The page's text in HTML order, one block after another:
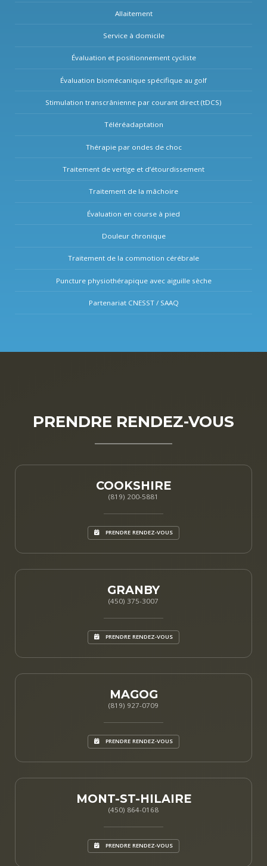
Allaitement
Service à domicile
Évaluation et positionnement cycliste
Évaluation biomécanique spécifique au golf
Stimulation transcrânienne par courant direct (tDCS)
Téléréadaptation
Thérapie par ondes de choc
Traitement de vertige et d’étourdissement
Traitement de la mâchoire
Évaluation en course à pied
Douleur chronique
Traitement de la commotion cérébrale
Puncture physiothérapique avec aiguille sèche
Partenariat CNESST / SAAQ
PRENDRE RENDEZ-VOUS
COOKSHIRE
(819) 200-5881
PRENDRE RENDEZ-VOUS
GRANBY
(450) 375-3007
PRENDRE RENDEZ-VOUS
MAGOG
(819) 927-0709
PRENDRE RENDEZ-VOUS
MONT-ST-HILAIRE
(450) 864-0168
PRENDRE RENDEZ-VOUS